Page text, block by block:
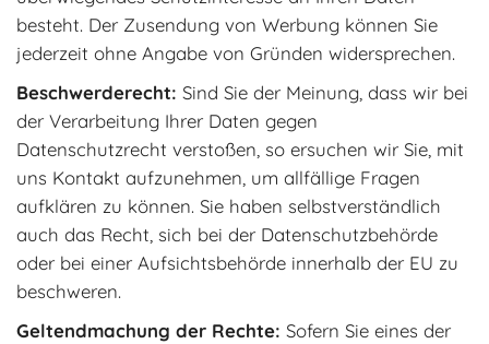
besteht. Der Zusendung von Werbung können Sie
jederzeit ohne Angabe von Gründen widersprechen.
Beschwerderecht: Sind Sie der Meinung, dass wir bei
der Verarbeitung Ihrer Daten gegen
Datenschutzrecht verstoßen, so ersuchen wir Sie, mit
uns Kontakt aufzunehmen, um allfällige Fragen
aufklären zu können. Sie haben selbstverständlich
auch das Recht, sich bei der Datenschutzbehörde
oder bei einer Aufsichtsbehörde innerhalb der EU zu
beschweren.
Geltendmachung der Rechte: Sofern Sie eines der